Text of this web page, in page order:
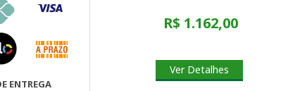
ENTREGA
R$ 1.162,00
Ver Detalhes